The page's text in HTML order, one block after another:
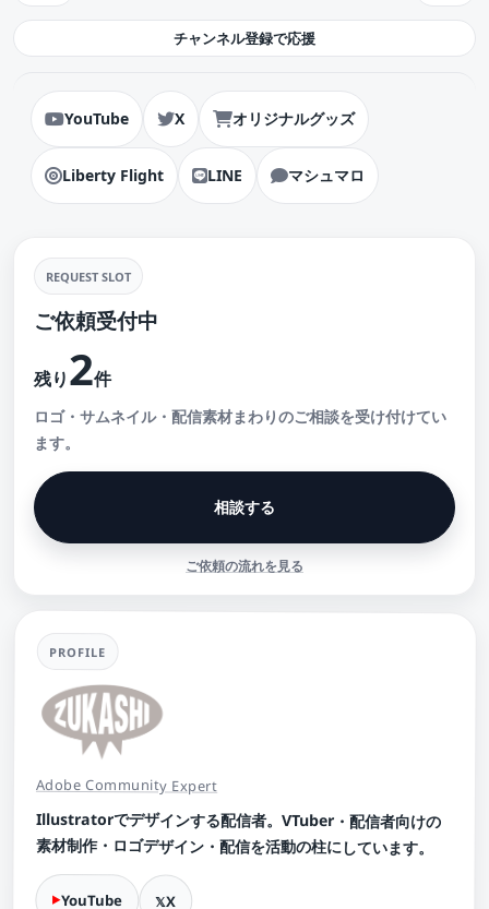
チャンネル登録で応援
YouTube X オリジナルグッズ
Liberty Flight LINE マシュマロ
REQUEST SLOT
ご依頼受付中
残り2件
ロゴ・サムネイル・配信素材まわりのご相談を受け付けてい
ます。
相談する
ご依頼の流れを見る
PROFILE
Adobe Community Expert
Illustratorでデザインする配信者。VTuber・配信者向けの
素材制作・ロゴデザイン・配信を活動の柱にしています。
YouTube X